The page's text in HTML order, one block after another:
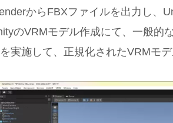
からFBXファイルを出力し、
のVRMモデル作成にて、一般的
実施して、正規化されたVRMモ